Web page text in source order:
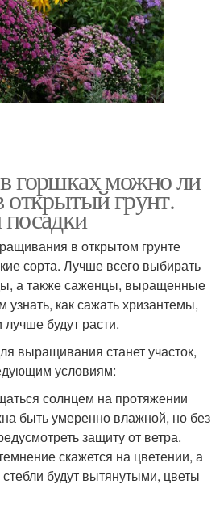
горшках можно ли
открытый грунт.
в открытом грунте
сорта. Лучше всего выбирать
а также саженцы, выращенные
как сажать хризантемы,
будут расти.
выращивания станет участок,
условиям:
солнцем на протяжении
быть умеренно влажной, но без
защиту от ветра.
скажется на цветении, а
будут вытянутыми, цветы